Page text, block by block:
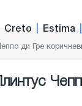
Creto Estima
ди Гре